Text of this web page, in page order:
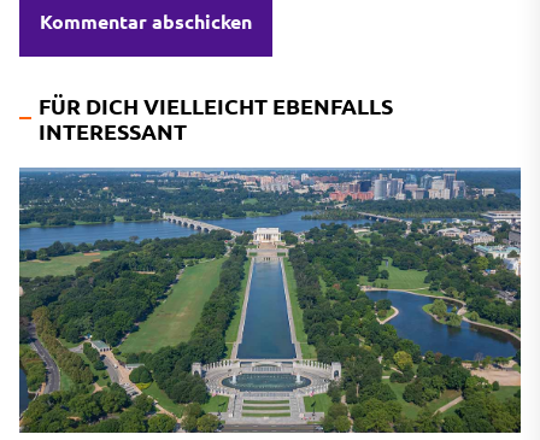
FÜR DICH VIELLEICHT EBENFALLS
INTERESSANT